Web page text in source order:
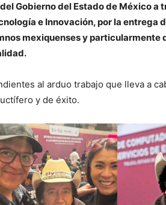
Gobierno del Estado de México a
e Innovación, por la entrega
mexiquenses y particularmente
al arduo trabajo que lleva a
y de éxito.